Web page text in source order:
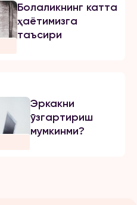
Болаликнинг катта
ҳаётимизга
таъсири
Эркакни
ўзгартириш
мумкинми?